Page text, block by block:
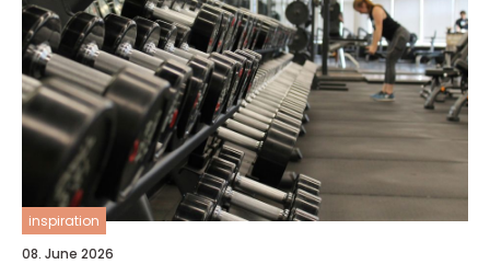
inspiration
08. June 2026